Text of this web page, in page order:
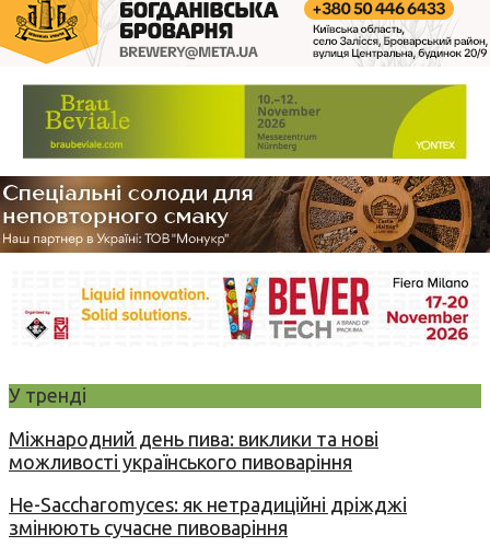
У тренді
Міжнародний день пива: виклики та нові
можливості українського пивоваріння
Не-Saccharomyces: як нетрадиційні дріжджі
змінюють сучасне пивоваріння